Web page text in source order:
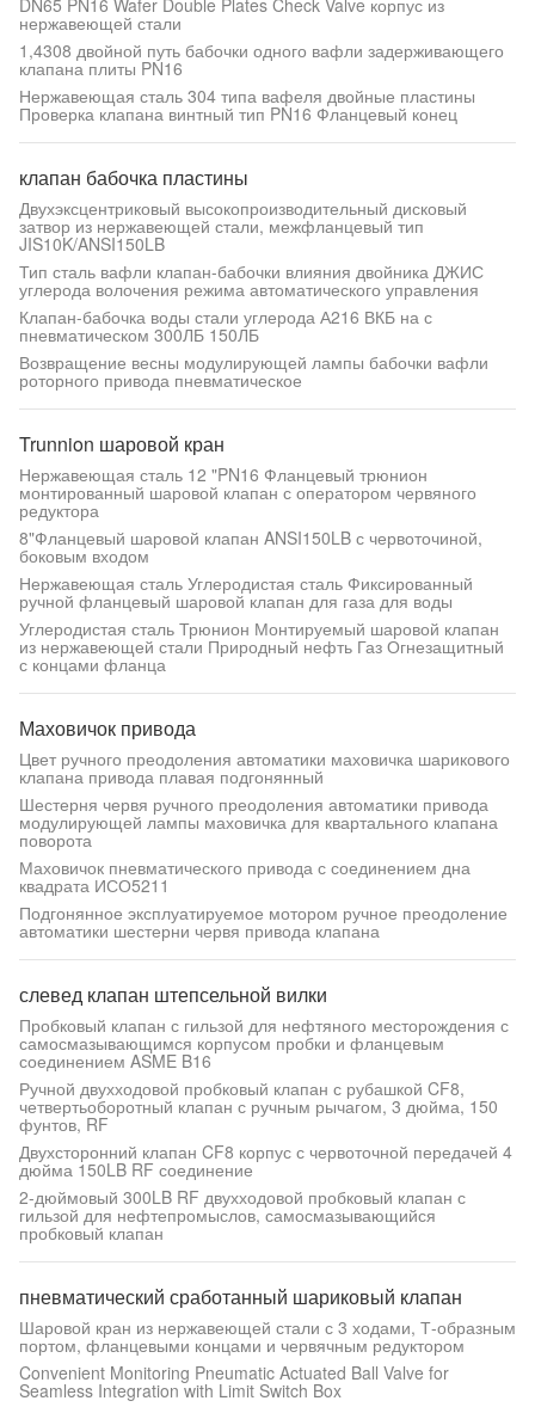
DN65 PN16 Wafer Double Plates Check Valve корпус из
нержавеющей стали
1,4308 двойной путь бабочки одного вафли задерживающего
клапана плиты PN16
Нержавеющая сталь 304 типа вафеля двойные пластины
Проверка клапана винтный тип PN16 Фланцевый конец
клапан бабочка пластины
Двухэксцентриковый высокопроизводительный дисковый
затвор из нержавеющей стали, межфланцевый тип
JIS10K/ANSI150LB
Тип сталь вафли клапан-бабочки влияния двойника ДЖИС
углерода волочения режима автоматического управления
Клапан-бабочка воды стали углерода А216 ВКБ на с
пневматическом 300ЛБ 150ЛБ
Возвращение весны модулирующей лампы бабочки вафли
роторного привода пневматическое
Trunnion шаровой кран
Нержавеющая сталь 12 "PN16 Фланцевый трюнион
монтированный шаровой клапан с оператором червяного
редуктора
8"Фланцевый шаровой клапан ANSI150LB с червоточиной,
боковым входом
Нержавеющая сталь Углеродистая сталь Фиксированный
ручной фланцевый шаровой клапан для газа для воды
Углеродистая сталь Трюнион Монтируемый шаровой клапан
из нержавеющей стали Природный нефть Газ Огнезащитный
с концами фланца
Маховичок привода
Цвет ручного преодоления автоматики маховичка шарикового
клапана привода плавая подгонянный
Шестерня червя ручного преодоления автоматики привода
модулирующей лампы маховичка для квартального клапана
поворота
Маховичок пневматического привода с соединением дна
квадрата ИСО5211
Подгонянное эксплуатируемое мотором ручное преодоление
автоматики шестерни червя привода клапана
слевед клапан штепсельной вилки
Пробковый клапан с гильзой для нефтяного месторождения с
самосмазывающимся корпусом пробки и фланцевым
соединением ASME B16
Ручной двухходовой пробковый клапан с рубашкой CF8,
четвертьоборотный клапан с ручным рычагом, 3 дюйма, 150
фунтов, RF
Двухсторонний клапан CF8 корпус с червоточной передачей 4
дюйма 150LB RF соединение
2-дюймовый 300LB RF двухходовой пробковый клапан с
гильзой для нефтепромыслов, самосмазывающийся
пробковый клапан
пневматический сработанный шариковый клапан
Шаровой кран из нержавеющей стали с 3 ходами, Т-образным
портом, фланцевыми концами и червячным редуктором
Convenient Monitoring Pneumatic Actuated Ball Valve for
Seamless Integration with Limit Switch Box